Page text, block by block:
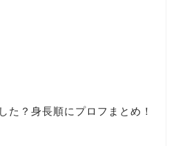
た？身長順にプロフまとめ！